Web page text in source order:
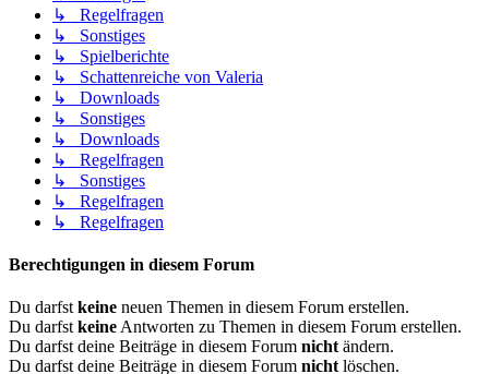
↳ Regelfragen
↳ Sonstiges
↳ Spielberichte
↳ Schattenreiche von Valeria
↳ Downloads
↳ Sonstiges
↳ Downloads
↳ Regelfragen
↳ Sonstiges
↳ Regelfragen
↳ Regelfragen
Berechtigungen in diesem Forum
Du darfstkeine neuen Themen in diesem Forum erstellen.
Du darfstkeineAntworten zu Themen in diesem Forum erstellen.
Du darfst deine Beiträge in diesem Forum nichtändern.
Du darfst deine Beiträge in diesem Forum nichtlöschen.